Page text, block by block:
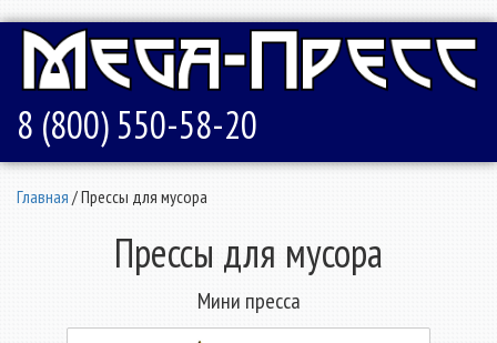
8 (800) 550-58-20
Главная / Прессы для мусора
Прессы для мусора
Мини пресса